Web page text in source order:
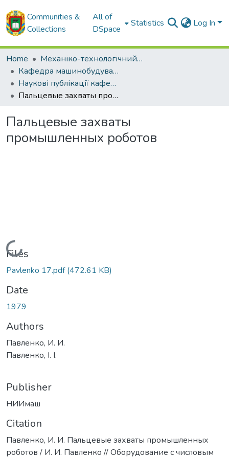
Communities &
Collections
All of
DSpace
Statistics Log In
Home
Механіко-технологічний факультет
Кафедра машинобудування, мехатроніки і робототехніки
Наукові публікації кафедри машинобудування, мехатроніки і робототехніки
Пальцевые захваты промышленных роботов
Пальцевые захваты
промышленных роботов
Loading...
Files
Pavlenko 17.pdf(472.61 KB)
Date
1979
Authors
Павленко, И. И.
Павленко, І. І.
Publisher
НИИмаш
Citation
Павленко, И. И. Пальцевые захваты промышленных
роботов / И. И. Павленко // Оборудование с числовым